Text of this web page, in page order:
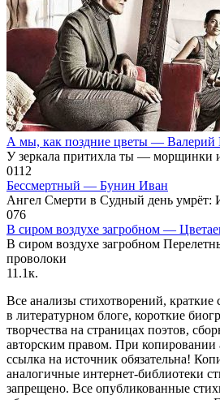
А мы, как поздние цветы — Валерий
У зеркала притихла ты — морщинки
0112
Бессмертный — Бунин Иван
Ангел Смерти в Судный день умрёт:
076
В сиром воздухе загробном —
В сиром воздухе загробном
проволоки
11.1к.
Все анализы стихотворений,
в литературном блоге, короткие
творчества на страницах поэтов,
авторским правом. При копировании
ссылка на источник обязательна!
аналогичные интернет-библиотеки
запрещено. Все опубликованные